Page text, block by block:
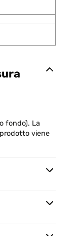
fondo). La
viene